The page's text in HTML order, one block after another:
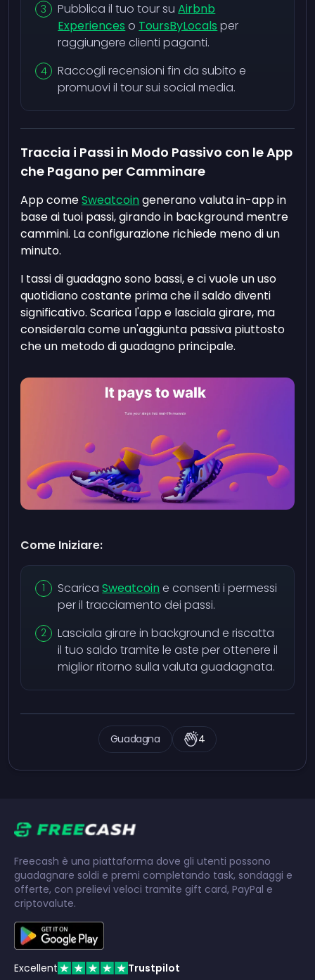
Pubblica il tuo tour suAirbnb
Experiences o ToursByLocals per
raggiungere clienti paganti.
Raccogli recensioni fin da subito e
promuovi il tour sui social media.
Traccia i Passi in Modo Passivo con le App
che Pagano per Camminare
App comeSweatcoingenerano valuta in-app in
base ai tuoi passi, girando in background mentre
cammini. La configurazione richiede meno di un
minuto.
I tassi di guadagno sono bassi, e ci vuole un uso
quotidiano costante prima che il saldo diventi
significativo. Scarica l'app e lasciala girare, ma
considerala come un'aggiunta passiva piuttosto
che un metodo di guadagno principale.
Come Iniziare:
ScaricaSweatcoine consenti i permessi
per il tracciamento dei passi.
Lasciala girare in background e riscatta
il tuo saldo tramite le aste per ottenere il
miglior ritorno sulla valuta guadagnata.
Guadagna 4
Freecash è una piattaforma dove gli utenti possono
guadagnare soldi e premi completando task, sondaggi e
offerte, con prelievi veloci tramite gift card, PayPal e
criptovalute.
Excellent Trustpilot